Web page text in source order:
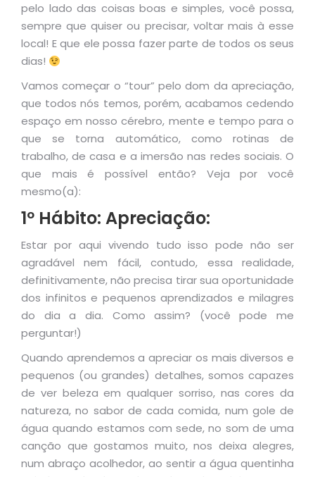
pelo lado das coisas boas e simples, você possa,
sempre que quiser ou precisar, voltar mais à esse
local! E que ele possa fazer parte de todos os seus
dias!
Vamos começar o “tour” pelo dom da apreciação,
que todos nós temos, porém, acabamos cedendo
espaço em nosso cérebro, mente e tempo para o
que se torna automático, como rotinas de
trabalho, de casa e a imersão nas redes sociais. O
que mais é possível então? Veja por você
mesmo(a):
1º Hábito: Apreciação:
Estar por aqui vivendo tudo isso pode não ser
agradável nem fácil, contudo, essa realidade,
definitivamente, não precisa tirar sua oportunidade
dos infinitos e pequenos aprendizados e milagres
do dia a dia. Como assim? (você pode me
perguntar!)
Quando aprendemos a apreciar os mais diversos e
pequenos (ou grandes) detalhes, somos capazes
de ver beleza em qualquer sorriso, nas cores da
natureza, no sabor de cada comida, num gole de
água quando estamos com sede, no som de uma
canção que gostamos muito, nos deixa alegres,
num abraço acolhedor, ao sentir a água quentinha